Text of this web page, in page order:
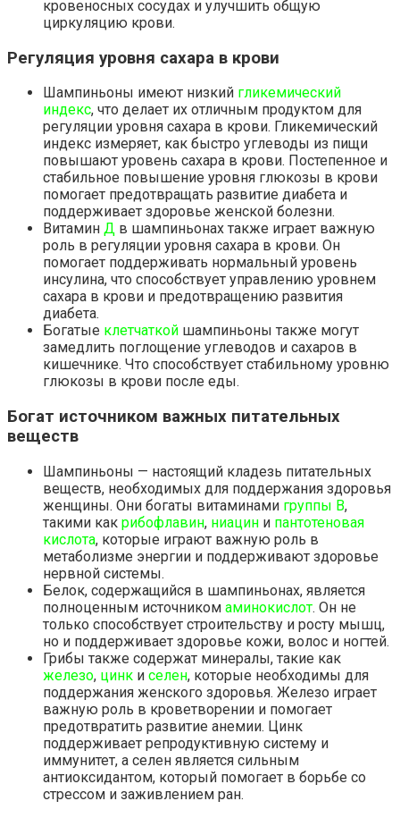
кровеносных сосудах и улучшить общую
циркуляцию крови.
Регуляция уровня сахара в крови
Шампиньоны имеют низкий гликемический
индекс, что делает их отличным продуктом для
регуляции уровня сахара в крови. Гликемический
индекс измеряет, как быстро углеводы из пищи
повышают уровень сахара в крови. Постепенное и
стабильное повышение уровня глюкозы в крови
помогает предотвращать развитие диабета и
поддерживает здоровье женской болезни.
Витамин Д в шампиньонах также играет важную
роль в регуляции уровня сахара в крови. Он
помогает поддерживать нормальный уровень
инсулина, что способствует управлению уровнем
сахара в крови и предотвращению развития
диабета.
Богатые клетчаткой шампиньоны также могут
замедлить поглощение углеводов и сахаров в
кишечнике. Что способствует стабильному уровню
глюкозы в крови после еды.
Богат источником важных питательных
веществ
Шампиньоны — настоящий кладезь питательных
веществ, необходимых для поддержания здоровья
женщины. Они богаты витаминами группы B,
такими как рибофлавин, ниацин и пантотеновая
кислота, которые играют важную роль в
метаболизме энергии и поддерживают здоровье
нервной системы.
Белок, содержащийся в шампиньонах, является
полноценным источником аминокислот. Он не
только способствует строительству и росту мышц,
но и поддерживает здоровье кожи, волос и ногтей.
Грибы также содержат минералы, такие как
железо, цинк и селен, которые необходимы для
поддержания женского здоровья. Железо играет
важную роль в кроветворении и помогает
предотвратить развитие анемии. Цинк
поддерживает репродуктивную систему и
иммунитет, а селен является сильным
антиоксидантом, который помогает в борьбе со
стрессом и заживлением ран.